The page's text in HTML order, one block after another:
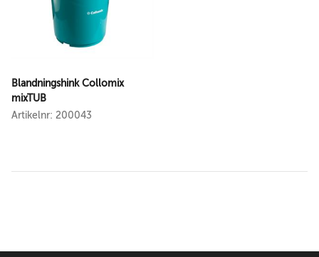
Blandningshink Collomix
mixTUB
Artikelnr: 200043